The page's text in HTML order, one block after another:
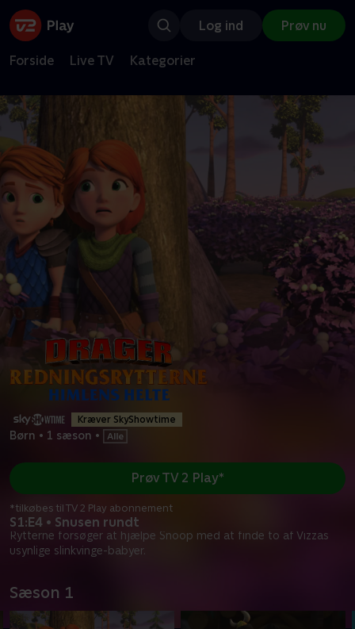
Log ind Prøv nu
Forside Live TV Kategorier
Kræver SkyShowtime
Børn • 1 sæson •
S1:E4 • Snusen rundt
Rytterne forsøger at hjælpe Snoop med at finde to af Vizzas
usynlige slinkvinge-babyer.
Prøv TV 2 Play*
*tilkøbes til TV 2 Play abonnement
Sæson 1